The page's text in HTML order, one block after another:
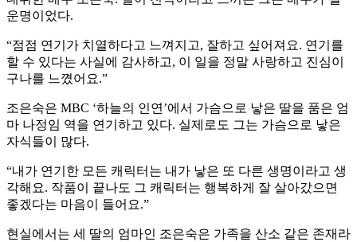
운명이었다.
“점점 연기가 치열하다고 느껴지고, 잘하고 싶어져요. 연기를
할 수 있다는 사실에 감사하고, 이 일을 정말 사랑하고 진심이
구나를 느꼈어요.”
조은숙은 MBC ‘하늘의 인연’에서 가슴으로 낳은 딸을 품은 엄
마 나정임 역을 연기하고 있다. 실제로도 그는 가슴으로 낳은
자식들이 많다.
“내가 연기한 모든 캐릭터는 내가 낳은 또 다른 생명이라고 생
각해요. 작품이 끝나도 그 캐릭터는 행복하게 잘 살아갔으면
좋겠다는 마음이 들어요.”
현실에서는 세 딸의 엄마인 조은숙은 가족을 산소 같은 존재라